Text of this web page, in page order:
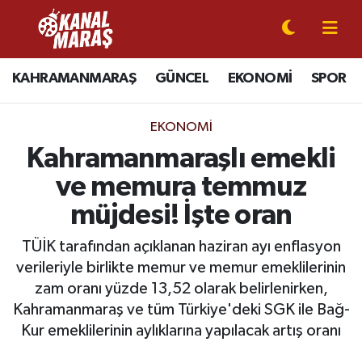
KAHRAMANMARAŞ GÜNCEL EKONOMİ SPOR
EKONOMI
Kahramanmaraşlı emekli
ve memura temmuz
müjdesi! İşte oran
TÜİK tarafından açıklanan haziran ayı enflasyon
verileriyle birlikte memur ve memur emeklilerinin
zam oranı yüzde 13,52 olarak belirlenirken,
Kahramanmaraş ve tüm Türkiye'deki SGK ile Bağ-
Kur emeklilerinin aylıklarına yapılacak artış oranı
CANLI YAYIN
KAHRAMANMARAŞ
SPOR
SİYASET
EKONOMİ
GÜNDEM
Kahramanmaraş Nöbetçi Eczaneler
Kahramanmaraş Hava Durumu
Kahramanmaraş Trafik Yoğunluk Haritası
Süper Lig Puan Durumu ve Fikstür
Tüm Manşetler
Son Dakika Haberleri